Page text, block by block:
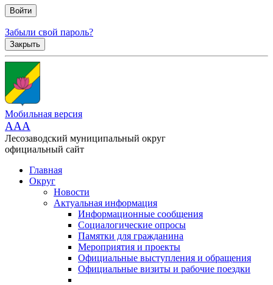
Забыли свой пароль?
Закрыть
Мобильная версия
AAA
Лесозаводский муниципальный округ
официальный сайт
Главная
Округ
Новости
Актуальная информация
Информационные сообщения
Социалогические опросы
Памятки для гражданина
Мероприятия и проекты
Официальные выступления и обращения
Официальные визиты и рабочие поездки